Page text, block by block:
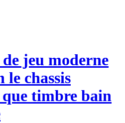
jeu moderne
le chassis
timbre bain